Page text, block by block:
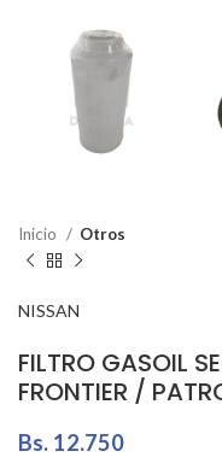
Inicio Otros
NISSAN
FILTRO GASOIL
FRONTIER /
Bs. 12.750